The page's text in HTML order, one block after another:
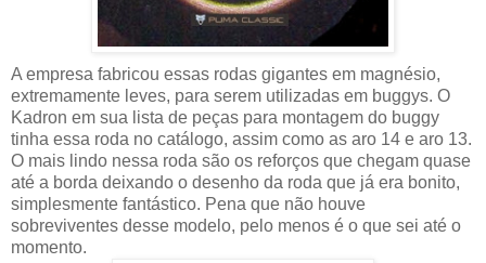
A empresa fabricou essas rodas gigantes em magnésio,
extremamente leves, para serem utilizadas em buggys. O
Kadron em sua lista de peças para montagem do buggy
tinha essa roda no catálogo, assim como as aro 14 e aro 13.
O mais lindo nessa roda são os reforços que chegam quase
até a borda deixando o desenho da roda que já era bonito,
simplesmente fantástico. Pena que não houve
sobreviventes desse modelo, pelo menos é o que sei até o
momento.